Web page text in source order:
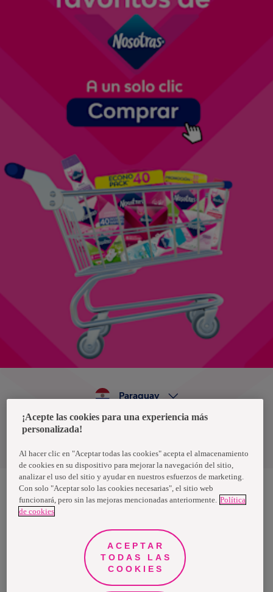
Política de privacidad de datos
Paraguay
Nosotras, una marca de Essity - una compañía global líder en
higiene y salud. Cada día, mil millones de personas, en todo el
propósito es romper barreras por el bienestar en beneficio de
consumidores, pacientes, cuidadores, clientes y la sociedad en
general. Vendemos en aproximadamente 150 países bajo las
principales marcas globales TENA y Tork, así como otras marcas
como Actimove, Cutimed, JOBST, Knix, Leukoplast, Libero, Libresse,
Lotus, Modibodi, Nosotras, Saba, Tempo, TOM Organic y Zewa. En
2024, Essity tuvo ventas de aproximadamente 13 mil millones de
¡Acepte las cookies para una experiencia más
personalizada!
Al hacer clic en "Aceptar todas las cookies" acepta el almacenamiento
de cookies en su dispositivo para mejorar la navegación del sitio,
analizar el uso del sitio y ayudar en nuestros esfuerzos de marketing.
Con solo "Aceptar solo las cookies necesarias", el sitio web
funcionará, pero sin las mejoras mencionadas anteriormente. Política
de cookies
ACEPTAR
TODAS LAS
COOKIES